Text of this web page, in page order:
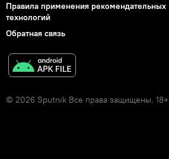
Правила применения рекомендательных
технологий
Обратная связь
© 2026 Sputnik Все права защищены. 18+